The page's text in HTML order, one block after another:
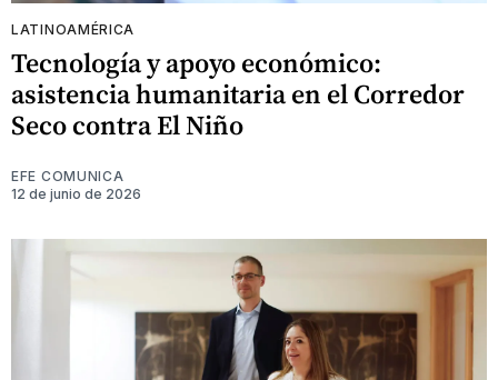
LATINOAMÉRICA
Tecnología y apoyo económico:
asistencia humanitaria en el Corredor
Seco contra El Niño
EFE COMUNICA
12 de junio de 2026